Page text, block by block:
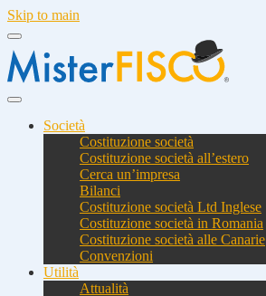
Skip to main
Società
Costituzione società
Costituzione società all’estero
Cerca un’impresa
Bilanci
Costituzione società Ltd Inglese
Costituzione società in Romania
Costituzione società alle Canarie
Convenzioni
Utilità
Attualità